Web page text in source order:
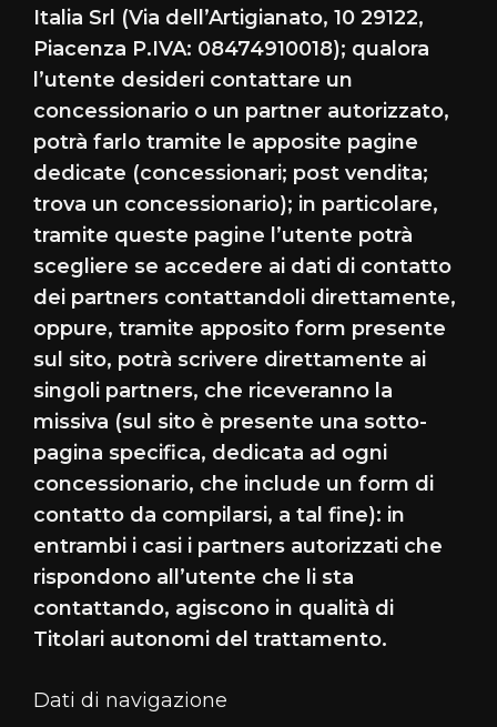
Italia Srl (Via dell’Artigianato, 10 29122,
Piacenza P.IVA: 08474910018); qualora
l’utente desideri contattare un
concessionario o un partner autorizzato,
potrà farlo tramite le apposite pagine
dedicate (concessionari; post vendita;
trova un concessionario); in particolare,
tramite queste pagine l’utente potrà
scegliere se accedere ai dati di contatto
dei partners contattandoli direttamente,
oppure, tramite apposito form presente
sul sito, potrà scrivere direttamente ai
singoli partners, che riceveranno la
missiva (sul sito è presente una sotto-
pagina specifica, dedicata ad ogni
concessionario, che include un form di
contatto da compilarsi, a tal fine): in
entrambi i casi i partners autorizzati che
rispondono all’utente che li sta
contattando, agiscono in qualità di
Titolari autonomi del trattamento.
Dati di navigazione